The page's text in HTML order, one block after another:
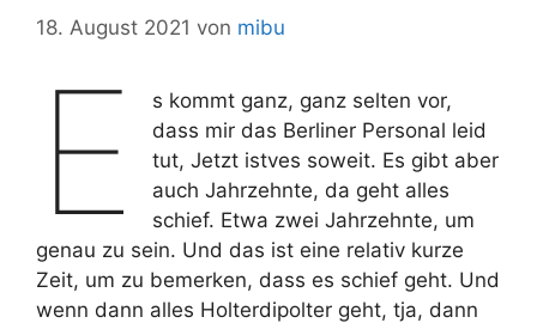
18. August 2021 von mibu
E
s kommt ganz, ganz selten vor,
dass mir das Berliner Personal leid
tut, Jetzt istves soweit. Es gibt aber
auch Jahrzehnte, da geht alles
schief. Etwa zwei Jahrzehnte, um
genau zu sein. Und das ist eine relativ kurze
Zeit, um zu bemerken, dass es schief geht. Und
wenn dann alles Holterdipolter geht, tja, dann